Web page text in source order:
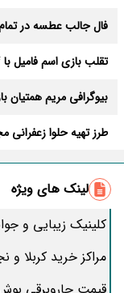
فال جالب عطسه در
تقلب بازی اسم فامیل
بیوگرافی مریم
طرز تهیه حلوا
بیوگرافی گیتی
90 اسم گروه خفن برای گروه دورهمی دوستانه و خانوادگی
ساعت پخش و تکرار
داستان
طرز تهیه کیک خیس
لینک های ویژه
کلینیک زیبایی و
مراکز خرید کربلا و